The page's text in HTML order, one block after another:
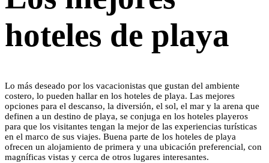
hoteles de playa
Lo más deseado por los vacacionistas que gustan del ambiente
costero, lo pueden hallar en los hoteles de playa. Las mejores
opciones para el descanso, la diversión, el sol, el mar y la arena que
definen a un destino de playa, se conjuga en los hoteles playeros
para que los visitantes tengan la mejor de las experiencias turísticas
en el marco de sus viajes. Buena parte de los hoteles de playa
ofrecen un alojamiento de primera y una ubicación preferencial, con
magníficas vistas y cerca de otros lugares interesantes.